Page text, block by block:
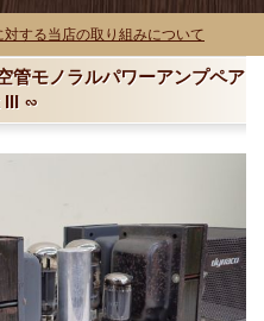
対する当店の取り組みについて
管モノラルパワーアンプペア
III ∽